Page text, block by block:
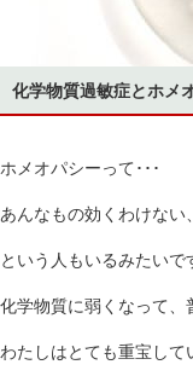
化学物質過敏症とホメ
ホメオパシーって･･･
あんなもの効くわけない
という人もいるみたいで
化学物質に弱くなって
わたしはとても重宝して